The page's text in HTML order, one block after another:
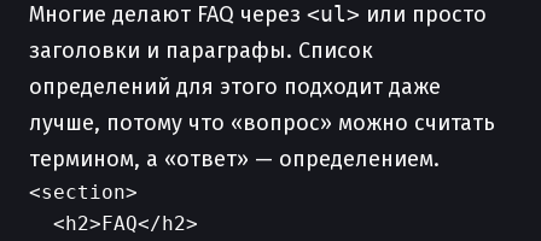
Многие делают FAQ через <ul> или просто
заголовки и параграфы. Список
определений для этого подходит даже
лучше, потому что «вопрос» можно считать
термином, а «ответ» — определением.
<section>
  <h2>FAQ</h2>